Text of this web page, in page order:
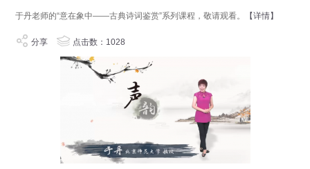
于丹老师的“意在象中——古典诗词鉴赏”系列课程，敬请观看。 【详情】
分享 点击数：1028